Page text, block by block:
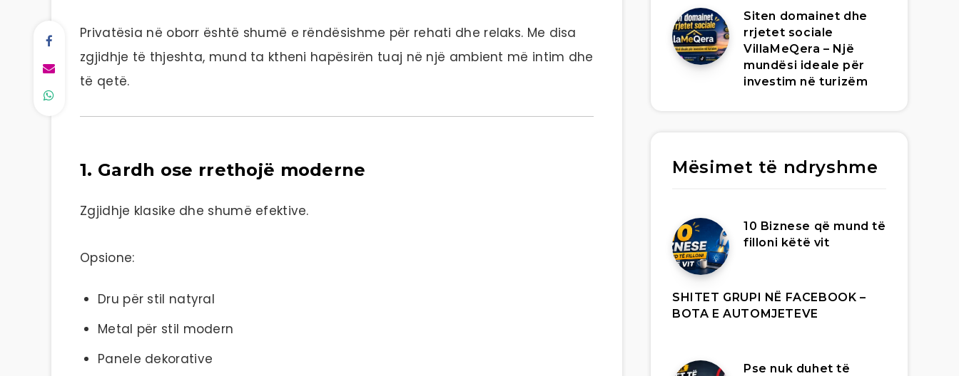
Privatësia në oborr është shumë e rëndësishme për rehati dhe relaks. Me disa
zgjidhje të thjeshta, mund ta ktheni hapësirën tuaj në një ambient më intim dhe
të qetë.
1. Gardh ose rrethojë moderne
Zgjidhje klasike dhe shumë efektive.
Opsione:
Dru për stil natyral
Metal për stil modern
Panele dekorative
Siten domainet dhe
rrjetet sociale
VillaMeQera – Një
mundësi ideale për
investim në turizëm
Mësimet të ndryshme
10 Biznese që mund të
filloni këtë vit
SHITET GRUPI NË FACEBOOK –
BOTA E AUTOMJETEVE
Pse nuk duhet të